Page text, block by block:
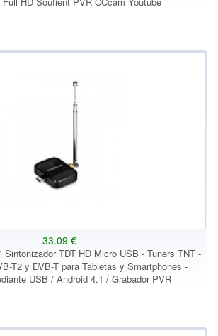
33.09 €
TDT HD Micro USB - Tuners TNT -
T2 y DVB-T para Tabletas y Smartphones -
USB / Android 4.1 / Grabador PVR